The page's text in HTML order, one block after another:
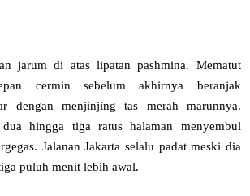
jarum di atas lipatan pashmina. Mematut
cermin sebelum akhirnya beranjak
dengan menjinjing tas merah marunnya.
hingga tiga ratus halaman menyembul
Jalanan Jakarta selalu padat meski dia
puluh menit lebih awal.